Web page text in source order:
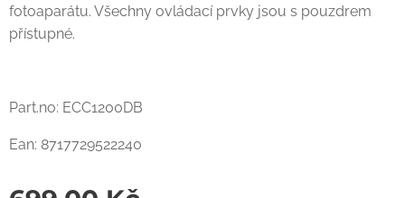
fotoaparátu. Všechny ovládací prvky jsou s pouzdrem
přístupné.
Part.no: ECC1200DB
Ean: 8717729522240